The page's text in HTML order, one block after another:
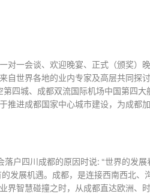
一会谈、欢迎晚宴、正式（颁奖
世界各地的业内专家及高层共同探
四城、成都双流国际机场中国第四
进成都国家中心城市建设，为成都
户四川成都的原因时说: “世界的发
发展机遇。 成都， 是连接西南西北、
智慧碰撞之时，从成都直达欧洲